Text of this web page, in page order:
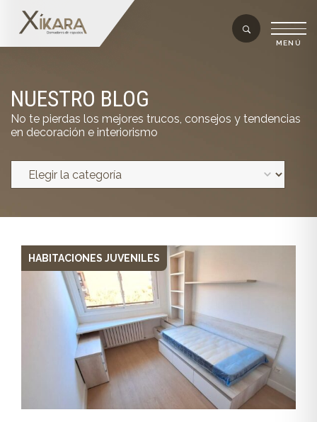
NUESTRO BLOG
No te pierdas los mejores trucos, consejos y tendencias
en decoración e interiorismo
HABITACIONES JUVENILES